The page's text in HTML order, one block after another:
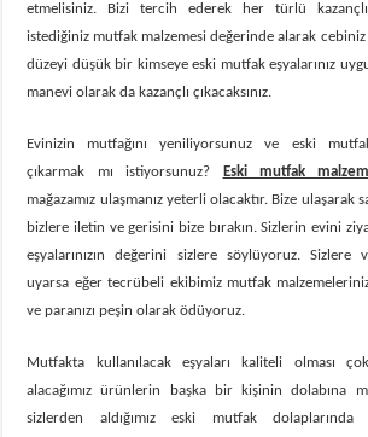
etmelisiniz. Bizi tercih ederek her türlü kazançlı
istediğiniz mutfak malzemesi değerinde alarak cebiniz
düzeyi düşük bir kimseye eski mutfak eşyalarınız
manevi olarak da kazançlı çıkacaksınız.
Evinizin mutfağını yeniliyorsunuz ve eski
çıkarmak mı istiyorsunuz?
Eski mutfak
mağazamız ulaşmanız yeterli olacaktır. Bize ulaşarak
bizlere iletin ve gerisini bize bırakın. Sizlerin evini
eşyalarınızın değerini sizlere söylüyoruz. Sizlere
uyarsa eğer tecrübeli ekibimiz mutfak
ve paranızı peşin olarak ödüyoruz.
Mutfakta kullanılacak eşyaları kaliteli olması
alacağımız ürünlerin başka bir kişinin dolabına
sizlerden aldığımız eski mutfak